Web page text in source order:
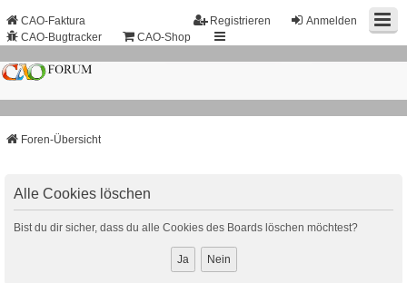
Anmelden
Registrieren
CAO-Faktura
CAO-Bugtracker
CAO-Shop
Foren-Übersicht
Alle Cookies löschen
Bist du dir sicher, dass du alle Cookies des Boards löschen möchtest?